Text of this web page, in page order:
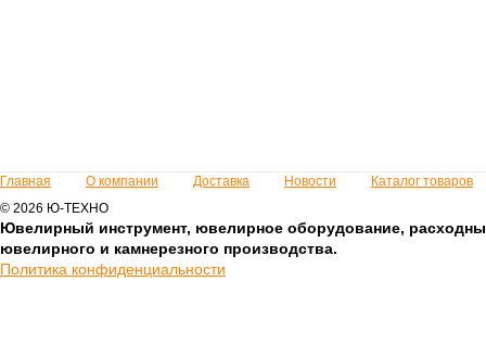
Главная О компании Доставка Новости
Каталог товаров
© 2026 Ю-ТЕХНО
Ювелирный инструмент, ювелирное оборудование,
ювелирного и камнерезного производства.
Политика конфиденциальности